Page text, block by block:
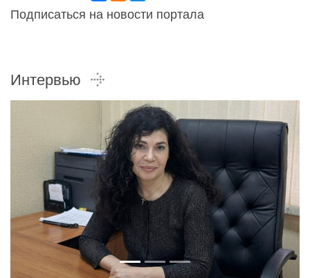
Подписаться на новости портала
Интервью